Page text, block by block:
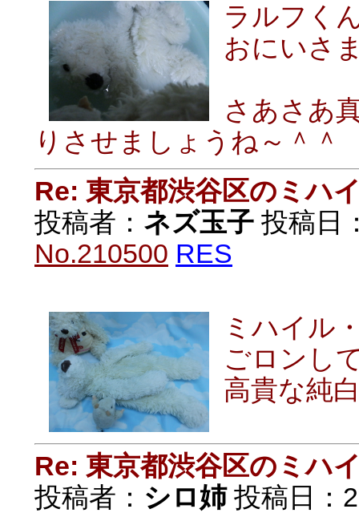
ラルフく
おにいさ
さあさあ
りさせましょうね～＾＾
Re: 東京都渋谷区のミハ
投稿者： ネズ玉子 投稿日
No.210500 RES
ミハイル
ごロンし
高貴な純
Re: 東京都渋谷区のミハ
投稿者： シロ姉投稿日：